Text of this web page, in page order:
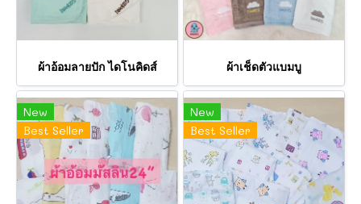
ผ้าอ้อมลายปัก ไดโนคิดส์ ผ้าเช็ดตัวแบมบู
New
Best Seller
New
Best Seller